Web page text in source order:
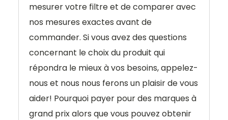
mesurer votre filtre et de comparer avec
nos mesures exactes avant de
commander. Si vous avez des questions
concernant le choix du produit qui
répondra le mieux à vos besoins, appelez-
nous et nous nous ferons un plaisir de vous
aider! Pourquoi payer pour des marques à
grand prix alors que vous pouvez obtenir